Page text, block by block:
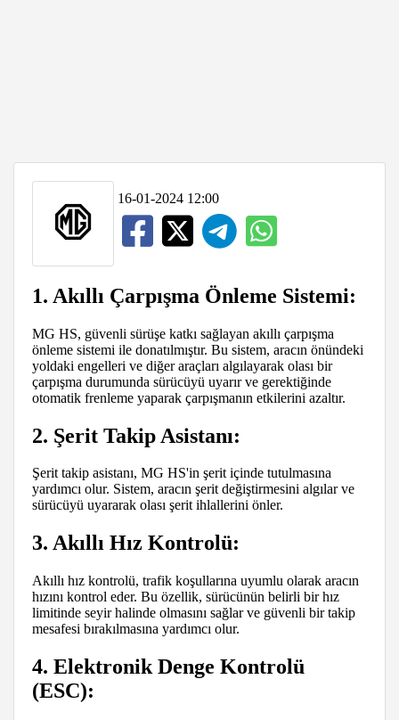
16-01-2024 12:00
1. Akıllı Çarpışma Önleme Sistemi:
MG HS, güvenli sürüşe katkı sağlayan akıllı çarpışma
önleme sistemi ile donatılmıştır. Bu sistem, aracın önündeki
yoldaki engelleri ve diğer araçları algılayarak olası bir
çarpışma durumunda sürücüyü uyarır ve gerektiğinde
otomatik frenleme yaparak çarpışmanın etkilerini azaltır.
2. Şerit Takip Asistanı:
Şerit takip asistanı, MG HS'in şerit içinde tutulmasına
yardımcı olur. Sistem, aracın şerit değiştirmesini algılar ve
sürücüyü uyararak olası şerit ihlallerini önler.
3. Akıllı Hız Kontrolü:
Akıllı hız kontrolü, trafik koşullarına uyumlu olarak aracın
hızını kontrol eder. Bu özellik, sürücünün belirli bir hız
limitinde seyir halinde olmasını sağlar ve güvenli bir takip
mesafesi bırakılmasına yardımcı olur.
4. Elektronik Denge Kontrolü
(ESC):